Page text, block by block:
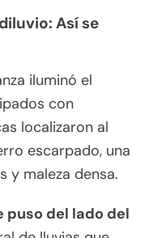
Así se
iluminó el
con
localizaron al
escarpado, una
y maleza densa.
puso del lado del